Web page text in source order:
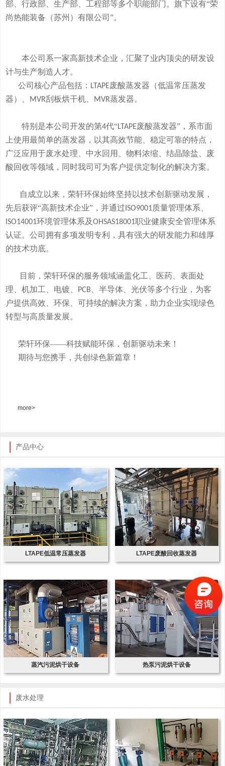
部、行政部、生产部、工程部等多个职能部门。旗下设有“荣
尚热能装备（苏州）有限公司”。
本公司系一家高新技术企业，汇聚了业内顶尖的研发设
计与生产制造人才。
公司核心产品包括： LTAPE废酸蒸发器 （低温常压蒸发
器）、
MVR刮板烘干机、 MVR蒸发器。
特别是本公司开发的第4代“LTAPE废酸蒸发器” ，系市面
上使用最简单的蒸发器， 以其高效节能、稳定可靠的特点，
广泛应用于废水处理、中水回用、物料浓缩、结晶除盐、废
酸回收等领域， 同时我司可为客户提供定制化的解决方案。
自成立以来，荣轩环保始终坚持以技术创新驱动发展，
先后获评“高新技术企业”，并通过 ISO9001质量管理体系、
ISO14001环境管理体系及OHSAS18001职业健康安全管理体系
认证。公司拥有多项发明专利，具有强大的研发能力和雄厚
的技术功底。
目前，荣轩环保的服务领域涵盖化工、医药、表面处
理、机加工、电镀、
PCB
、半导体、光伏等多个行业，为客
户提供高效、环保、可持续的解决方案，助力企业实现绿色
转型与高质量发展。
荣轩环保——科技赋能环保，创新驱动未来！
期待与您携手，共创绿色新篇章！
more>
产品中心
LTAPE低温常压蒸发器 LTAPE废酸回收蒸发器
蒸汽污泥烘干设备 热泵污泥烘干设备
废水处理